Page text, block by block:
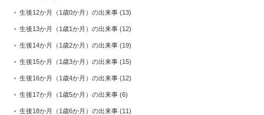
生後12か月（1歳0か月）の出来事 (13)
生後13か月（1歳1か月）の出来事 (12)
生後14か月（1歳2か月）の出来事 (19)
生後15か月（1歳3か月）の出来事 (15)
生後16か月（1歳4か月）の出来事 (12)
生後17か月（1歳5か月）の出来事 (6)
生後18か月（1歳6か月）の出来事 (11)